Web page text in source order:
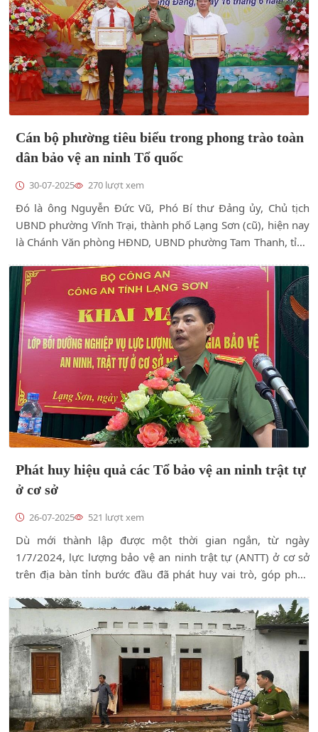
Cán bộ phường tiêu biểu trong phong trào toàn
dân bảo vệ an ninh Tổ quốc
30-07-2025 270 lượt xem
Đó là ông Nguyễn Đức Vũ, Phó Bí thư Đảng ủy, Chủ tịch
UBND phường Vĩnh Trại, thành phố Lạng Sơn (cũ), hiện nay
là Chánh Văn phòng HĐND, UBND phường Tam Thanh, tỉnh
ông đã có nhiều đóng góp cho phong trào Toàn dân bảo vệ
an ninh Tổ quốc (ANTQ), tạo điều kiện thuận lợi để phát
triển kinh tế - xã hội trên địa bàn phường.
Phát huy hiệu quả các Tổ bảo vệ an ninh trật tự
ở cơ sở
26-07-2025 521 lượt xem
Dù mới thành lập được một thời gian ngắn, từ ngày
1/7/2024, lực lượng bảo vệ an ninh trật tự (ANTT) ở cơ sở
trên địa bàn tỉnh bước đầu đã phát huy vai trò, góp phần
Nhân dân.